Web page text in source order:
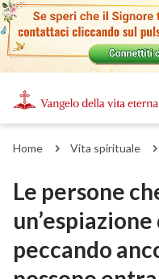
Home Vita spirituale
Le persone
peccando